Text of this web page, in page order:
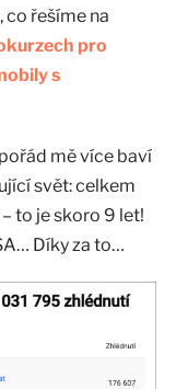
co řešíme na
pro
s
mě více baví
svět: celkem
to je skoro 9 let!
Díky za to…